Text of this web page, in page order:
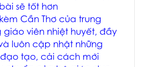
sẽ tốt hơn
Cần Thơ của trung
giáo viên nhiệt huyết, đầy
luôn cập nhật những
tạo, cải cách mới